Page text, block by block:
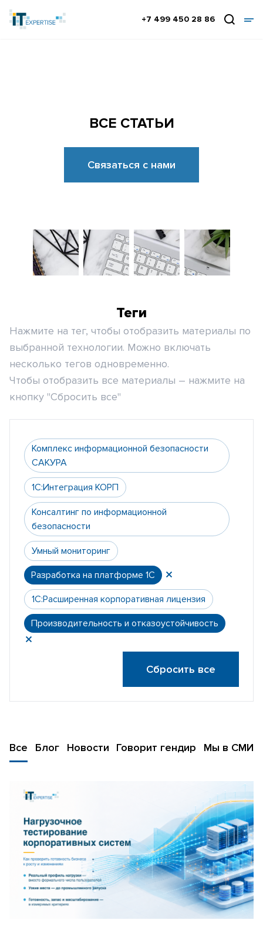
+7 499 450 28 86
ВСЕ СТАТЬИ
Связаться с нами
Теги
Нажмите на тег, чтобы отобразить материалы по
выбранной технологии. Можно включать
несколько тегов одновременно.
Чтобы отобразить все материалы – нажмите на
кнопку "Сбросить все"
Комплекс информационной безопасности
САКУРА
1С:Интеграция КОРП
Консалтинг по информационной
безопасности
Умный мониторинг
Разработка на платформе 1С
1С:Расширенная корпоративная лицензия
Производительность и отказоустойчивость
Сбросить все
Все Блог Новости Говорит гендир Мы в СМИ